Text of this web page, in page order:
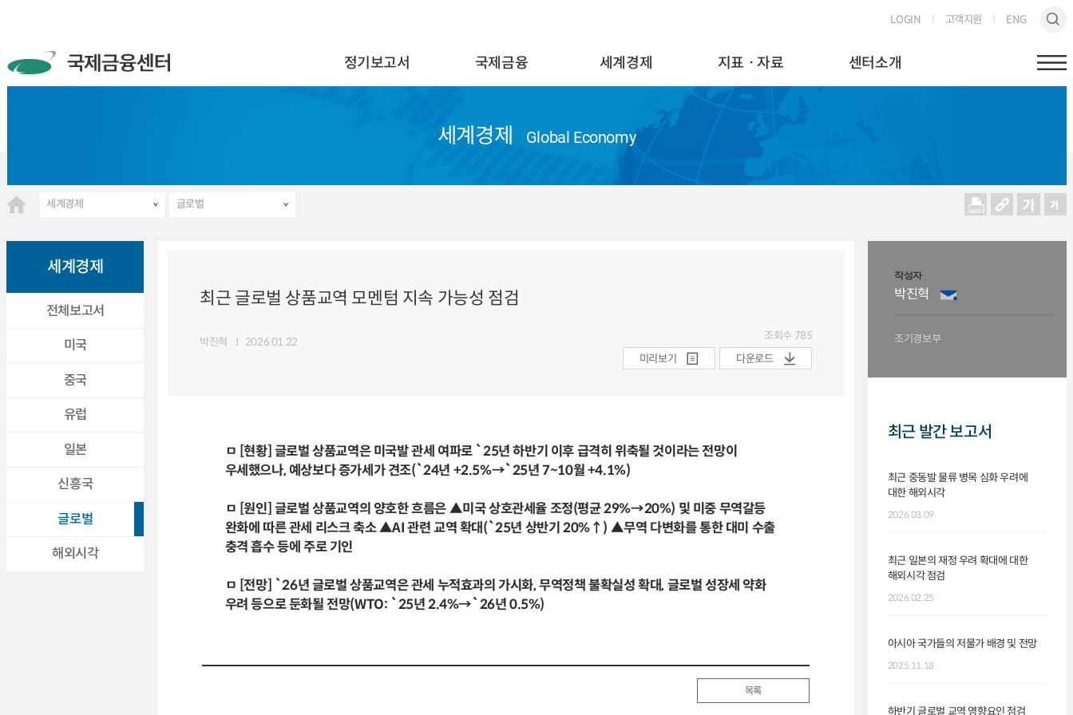
LOGIN 고객지원 ENG
정기보고서 국제금융 세계경제 지표ㆍ자료 센터소개
세계경제 Global Economy
세계경제 글로벌
세계경제
전체보고서
미국
중국
유럽
일본
신흥국
글로벌
해외시각
최근 글로벌 상품교역 모멘텀 지속 가능성 점검
박진혁 2026.01.22 조회수 785
미리보기
다운로드
ㅁ [현황] 글로벌 상품교역은 미국발 관세 여파로 `25년 하반기 이후 급격히 위축될 것이라는 전망이
우세했으나, 예상보다 증가세가 견조(`24년 +2.5%→`25년 7~10월 +4.1%)
ㅁ [원인] 글로벌 상품교역의 양호한 흐름은 ▲미국 상호관세율 조정(평균 29%→20%) 및 미중 무역갈등
완화에 따른 관세 리스크 축소 ▲AI 관련 교역 확대(`25년 상반기 20%↑) ▲무역 다변화를 통한 대미 수출
충격 흡수 등에 주로 기인
ㅁ [전망] `26년 글로벌 상품교역은 관세 누적효과의 가시화, 무역정책 불확실성 확대, 글로벌 성장세 약화
우려 등으로 둔화될 전망(WTO: `25년 2.4%→`26년 0.5%)
목록
작성자
박진혁
조기경보부
최근 발간 보고서
최근 중동발 물류 병목 심화 우려에
대한 해외시각
2026.03.09
최근 일본의 재정 우려 확대에 대한
해외시각 점검
2026.02.25
아시아 국가들의 저물가 배경 및 전망
2025.11.18
하반기 글로벌 교역 영향요인 점검